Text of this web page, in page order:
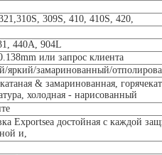
309S, 410, 410S, 420,
440A, 904L
или запрос клиента
яркий/замаринованный/
& замаринованная,
холодная - нарисованный
Exportsea достойная с каждой
и,